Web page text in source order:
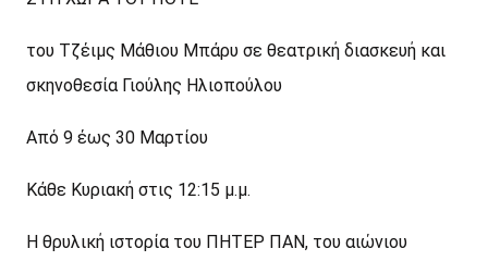
του Τζέιμς Μάθιου Μπάρυ σε θεατρική διασκευή και
σκηνοθεσία Γιούλης Ηλιοπούλου
Από 9 έως 30 Μαρτίου
Κάθε Κυριακή στις 12:15 μ.μ.
H θρυλική ιστορία του ΠΗΤΕΡ ΠΑΝ, του αιώνιου